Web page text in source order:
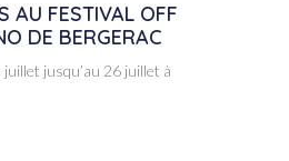
AU FESTIVAL OFF
DE BERGERAC
jusqu’au 26 juillet à